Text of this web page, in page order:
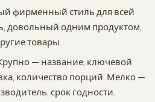
фирменный стиль для всей
довольный одним продуктом,
товары.
— название, ключевой
количество порций. Мелко —
срок годности.